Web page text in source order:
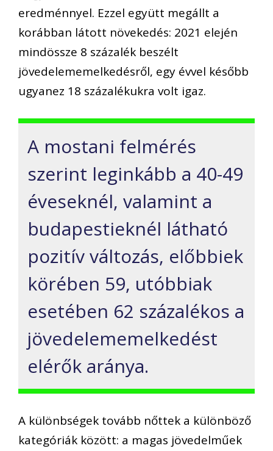
eredménnyel. Ezzel együtt megállt a
korábban látott növekedés: 2021 elején
mindössze 8 százalék beszélt
jövedelememelkedésről, egy évvel később
ugyanez 18 százalékukra volt igaz.
A mostani felmérés
szerint leginkább a 40-49
éveseknél, valamint a
budapestieknél látható
pozitív változás, előbbiek
körében 59, utóbbiak
esetében 62 százalékos a
jövedelememelkedést
elérők aránya.
A különbségek tovább nőttek a különböző
kategóriák között: a magas jövedelműek